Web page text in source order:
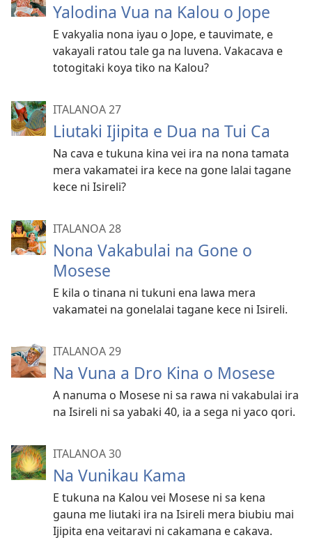
Yalodina Vua na Kalou o Jope
E vakyalia nona iyau o Jope, e tauvimate, e
vakayali ratou tale ga na luvena. Vakacava e
totogitaki koya tiko na Kalou?
ITALANOA 27
Liutaki Ijipita e Dua na Tui Ca
Na cava e tukuna kina vei ira na nona tamata
mera vakamatei ira kece na gone lalai tagane
kece ni Isireli?
ITALANOA 28
Nona Vakabulai na Gone o
Mosese
E kila o tinana ni tukuni ena lawa mera
vakamatei na gonelalai tagane kece ni Isireli.
ITALANOA 29
Na Vuna a Dro Kina o Mosese
A nanuma o Mosese ni sa rawa ni vakabulai ira
na Isireli ni sa yabaki 40, ia a sega ni yaco qori.
ITALANOA 30
Na Vunikau Kama
E tukuna na Kalou vei Mosese ni sa kena
gauna me liutaki ira na Isireli mera biubiu mai
Ijipita ena veitaravi ni cakamana e cakava.